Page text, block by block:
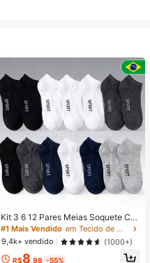
Kit 3 6 12 Pares Meias Soquete Ca
no Curto Unissex Multicolorido 40-
46
#1 Mais Vendido
em Tecido de malha Meias masculinas até o tornozel
9,4k+ vendido
(1000+)
R$8 ,98 -55%